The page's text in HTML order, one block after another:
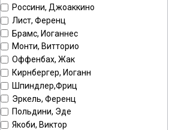
Россини, Джоаккино
Лист, Ференц
Брамс, Иоганнес
Монти, Витторио
Оффенбах, Жак
Кирнбергер, Иоганн
Шпиндлер,Фриц
Эркель, Ференц
Польдини, Эде
Якоби, Виктор